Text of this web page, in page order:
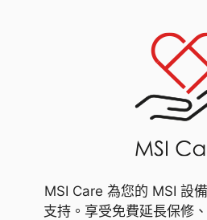
MSI Care 為您的 MSI 設
支持。享受免費延長保修